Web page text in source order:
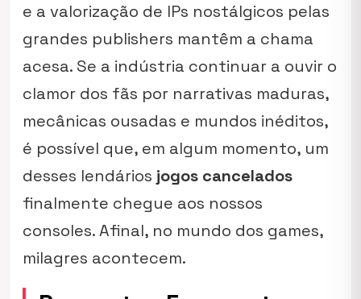
e a valorização de IPs nostálgicos pelas
grandes publishers mantêm a chama
acesa. Se a indústria continuar a ouvir o
clamor dos fãs por narrativas maduras,
mecânicas ousadas e mundos inéditos,
é possível que, em algum momento, um
desses lendários jogos cancelados
finalmente chegue aos nossos
consoles. Afinal, no mundo dos games,
milagres acontecem.